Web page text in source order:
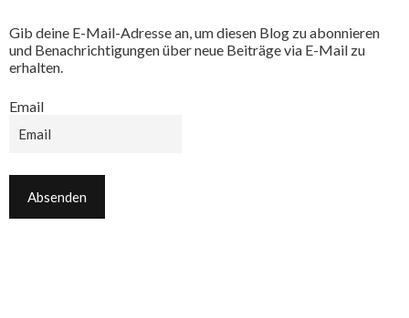
Gib deine E-Mail-Adresse an, um diesen Blog zu abonnieren
und Benachrichtigungen über neue Beiträge via E-Mail zu
erhalten.
Email